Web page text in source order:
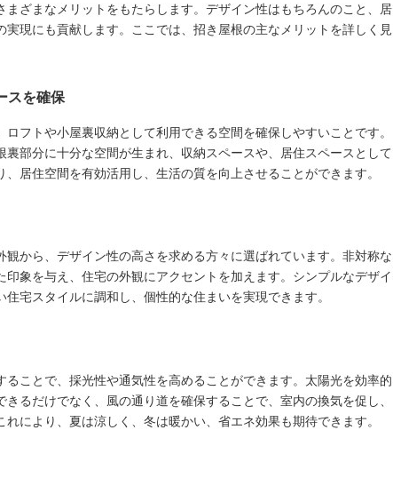
ざまなメリットをもたらします。デザイン性はもちろんのこと、居
現にも貢献します。ここでは、招き屋根の主なメリットを詳しく見
スを確保
フトや小屋裏収納として利用できる空間を確保しやすいことです。
裏部分に十分な空間が生まれ、収納スペースや、居住スペースとして
居住空間を有効活用し、生活の質を向上させることができます。
から、デザイン性の高さを求める方々に選ばれています。非対称な
象を与え、住宅の外観にアクセントを加えます。シンプルなデザイ
宅スタイルに調和し、個性的な住まいを実現できます。
ことで、採光性や通気性を高めることができます。太陽光を効率的
るだけでなく、風の通り道を確保することで、室内の換気を促し、
により、夏は涼しく、冬は暖かい、省エネ効果も期待できます。